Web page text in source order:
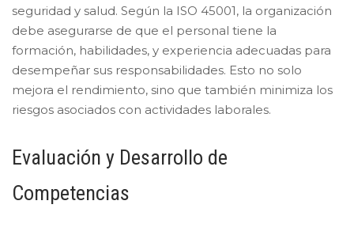
seguridad y salud. Según la ISO 45001, la organización
debe asegurarse de que el personal tiene la
formación, habilidades, y experiencia adecuadas para
desempeñar sus responsabilidades. Esto no solo
mejora el rendimiento, sino que también minimiza los
riesgos asociados con actividades laborales.
Evaluación y Desarrollo de
Competencias